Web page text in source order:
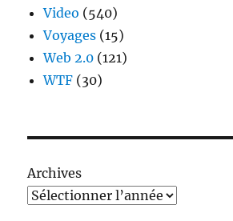
Video (540)
Voyages (15)
Web 2.0 (121)
WTF (30)
Archives